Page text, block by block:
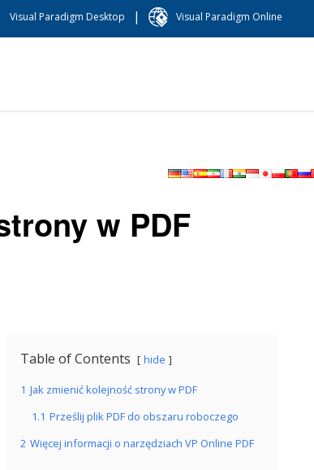
Visual Paradigm Desktop | Visual Paradigm Online
w PDF
Table of Contents hide
1 Jak zmienić kolejność strony w PDF
1.1 Prześlij plik PDF do obszaru roboczego
2 Więcej informacji o narzędziach VP Online PDF